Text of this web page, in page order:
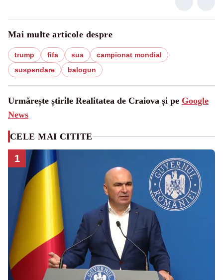
Mai multe articole despre
trump fifa sua
campionat mondial
suspendare
balogun
Urmărește știrile Realitatea de Craiova și pe Google
News
CELE MAI CITITE
1